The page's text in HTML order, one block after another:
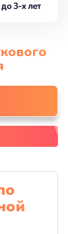
3-х лет